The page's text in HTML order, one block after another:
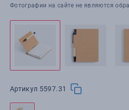
Фотографии на сайте не являются
Артикул 5597.31